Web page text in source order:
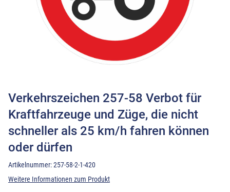
Verkehrszeichen 257-58 Verbot für
Kraftfahrzeuge und Züge, die nicht
schneller als 25 km/h fahren können
oder dürfen
Artikelnummer:257-58-2-1-420
Weitere Informationen zum Produkt